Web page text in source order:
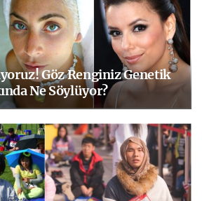
Göz Renginiz Genetik
Ne Söylüyor?